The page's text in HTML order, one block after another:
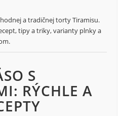
a tradičnej torty Tiramisu.
tipy a triky, varianty plnky a
S
RÝCHLE A